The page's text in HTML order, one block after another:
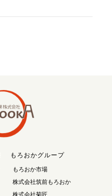
もろおかグループ
もろおか市場
株式会社筑前もろおか
株式会社菊匠